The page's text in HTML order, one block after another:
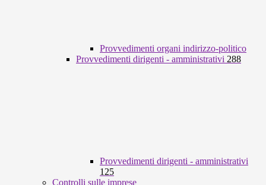
Provvedimenti organi indirizzo-politico
Provvedimenti dirigenti - amministrativi 288
Provvedimenti dirigenti - amministrativi
125
Controlli sulle imprese